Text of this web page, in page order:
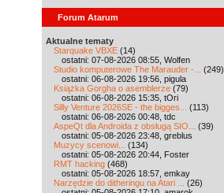
Forum Atarum
Aktualne tematy
Starquake VBXE (14)
ostatni: 07-08-2026 08:55, Wolfen
Studio komputerowe The Marauder -...
(249)
ostatni: 06-08-2026 19:56, pigula
Książka Gorgha o asemblerze (79)
ostatni: 06-08-2026 15:35, tOri
Silly Venture 2026SE - the bigges...
(113)
ostatni: 06-08-2026 00:48, tdc
AspeQt dla Androida z obsługą SIO...
(39)
ostatni: 05-08-2026 23:48, greblus
Muzycy scenowi...
(134)
ostatni: 05-08-2026 20:44, Foster
RMT hacking (468)
ostatni: 05-08-2026 18:57, emkay
Narzędzie do ditheringu na Atari ...
(26)